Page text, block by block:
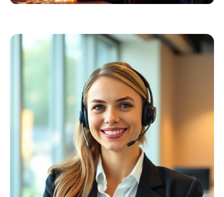
Schweißer
Profiausrüstung
Kollektion ansehen